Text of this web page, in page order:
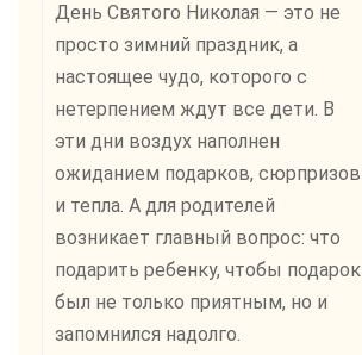
День Святого Николая — это не
просто зимний праздник, а
настоящее чудо, которого с
нетерпением ждут все дети. В
эти дни воздух наполнен
ожиданием подарков, сюрпризов
и тепла. А для родителей
возникает главный вопрос: что
подарить ребенку, чтобы подарок
был не только приятным, но и
запомнился надолго.